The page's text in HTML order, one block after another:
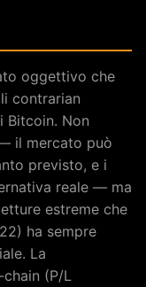
oggettivo che
contrarian
Bitcoin. Non
il mercato può
previsto, e i
reale — ma
estreme che
ha sempre
La
(P/L